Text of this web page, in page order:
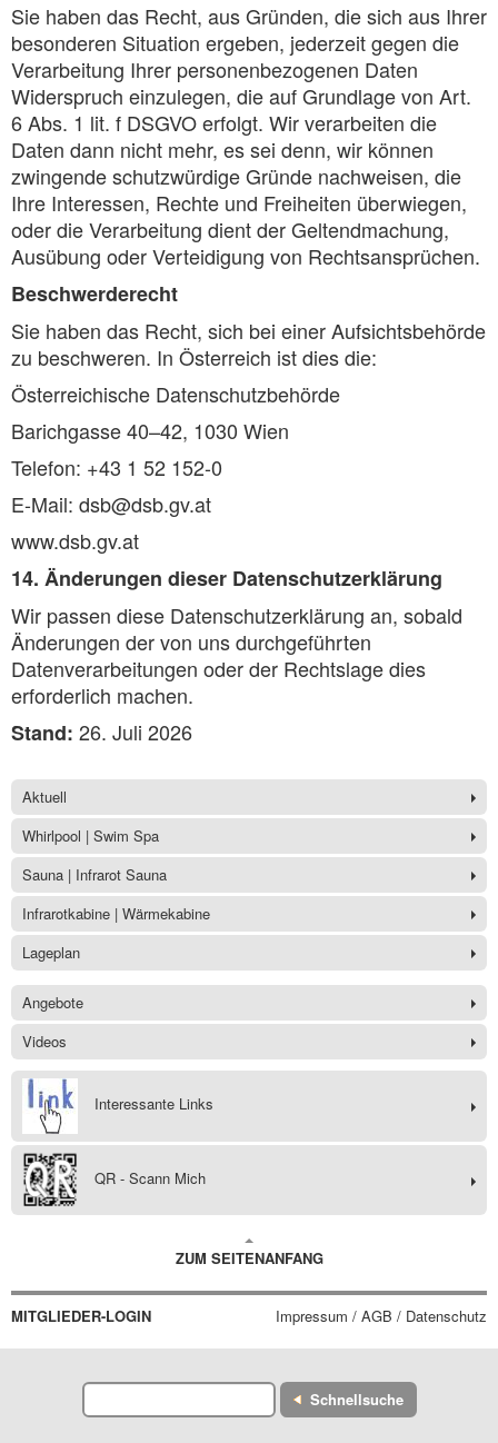
Sie haben das Recht, aus Gründen, die sich aus Ihrer
besonderen Situation ergeben, jederzeit gegen die
Verarbeitung Ihrer personenbezogenen Daten
Widerspruch einzulegen, die auf Grundlage von Art.
6 Abs. 1 lit. f DSGVO erfolgt. Wir verarbeiten die
Daten dann nicht mehr, es sei denn, wir können
zwingende schutzwürdige Gründe nachweisen, die
Ihre Interessen, Rechte und Freiheiten überwiegen,
oder die Verarbeitung dient der Geltendmachung,
Ausübung oder Verteidigung von Rechtsansprüchen.
Beschwerderecht
Sie haben das Recht, sich bei einer Aufsichtsbehörde
zu beschweren. In Österreich ist dies die:
Österreichische Datenschutzbehörde
Barichgasse 40–42, 1030 Wien
Telefon: +43 1 52 152-0
E-Mail: dsb@dsb.gv.at
www.dsb.gv.at
14. Änderungen dieser Datenschutzerklärung
Wir passen diese Datenschutzerklärung an, sobald
Änderungen der von uns durchgeführten
Datenverarbeitungen oder der Rechtslage dies
erforderlich machen.
Stand: 26. Juli 2026
Aktuell
Whirlpool | Swim Spa
Sauna | Infrarot Sauna
Infrarotkabine | Wärmekabine
Lageplan
Angebote
Videos
Interessante Links
QR - Scann Mich
ZUM SEITENANFANG
MITGLIEDER-LOGIN Impressum / AGB / Datenschutz
Schnellsuche